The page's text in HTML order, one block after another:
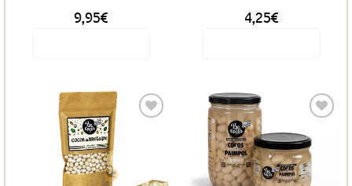
9,95€ 4,25€
Ajouter
aux
favoris